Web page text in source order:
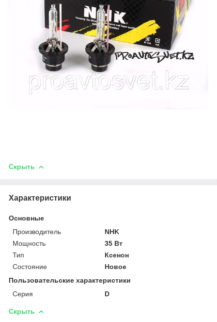
Скрыть
Характеристики
Основные
Производитель
NHK
Мощность
35 Вт
Тип
Ксенон
Состояние
Новое
Пользовательские характеристики
Серия
D
Скрыть